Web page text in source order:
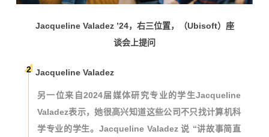
Jacqueline Valadez ’24，右三位置，（Ubisoft）座
谈会上提问
2 Jacqueline Valadez
另一位来自2024届媒体研究专业的学生Jacqueline
Valadez表示，她很高兴知道这些公司不只找计算机科
学专业的学生。Jacqueline Valadez 说 “讲故事简直